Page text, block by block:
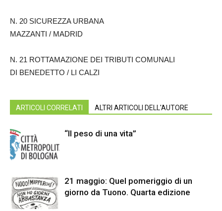
N. 20 SICUREZZA URBANA
MAZZANTI / MADRID
N. 21 ROTTAMAZIONE DEI TRIBUTI COMUNALI
DI BENEDETTO / LI CALZI
ARTICOLI CORRELATI ALTRI ARTICOLI DELL'AUTORE
“Il peso di una vita”
21 maggio: Quel pomeriggio di un
giorno da Tuono. Quarta edizione